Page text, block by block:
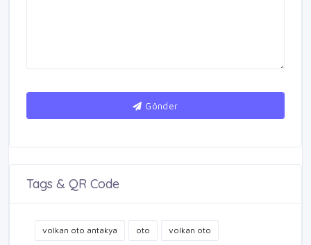
Gönder
Tags & QR Code
volkan oto antakya oto volkan oto